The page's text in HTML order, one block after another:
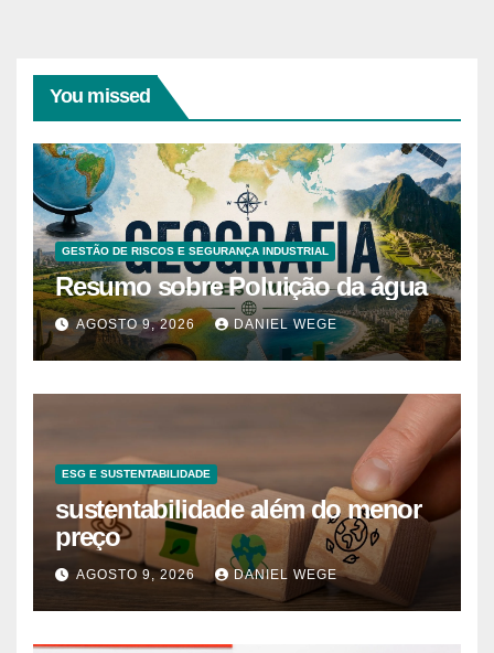
You missed
GESTÃO DE RISCOS E SEGURANÇA INDUSTRIAL
Resumo sobre Poluição da água
AGOSTO 9, 2026 DANIEL WEGE
ESG E SUSTENTABILIDADE
sustentabilidade além do menor
preço
AGOSTO 9, 2026 DANIEL WEGE